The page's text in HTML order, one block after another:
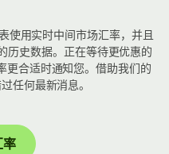
使用实时中间市场汇率，并且
历史数据。正在等待更优惠的
更合适时通知您。借助我们的
任何最新消息。
率